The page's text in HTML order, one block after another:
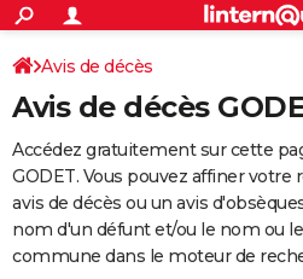
ACTUALITÉS
Politique
Société
Faits Divers
Education
Monde
Villes
+
SPORT
Coupe du monde 2026
Football
Tennis
Cyclisme
Rugby
Forum
Programme TV
TNT
Streaming
Cinéma
Sorties cinéma
Musique
+
FINANCE
Retraite
Epargne
Immobilier
Risques naturels par ville
Banque
Assurance
AUTO
Essais
Réserver un essai
Citadines
Berlines
SUV
Forum auto
+
Avis de décès
Avis de décès
Accédez gratuitement sur cette
GODET. Vous pouvez affiner
avis de décès ou un avis
nom d'un défunt et/ou le nom ou
commune dans le moteur de